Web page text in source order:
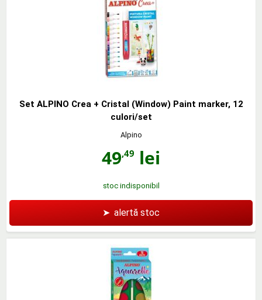
Set ALPINO Crea + Cristal (Window) Paint marker, 12
culori/set
Alpino
49,49 lei
stoc indisponibil
➤ alertă stoc